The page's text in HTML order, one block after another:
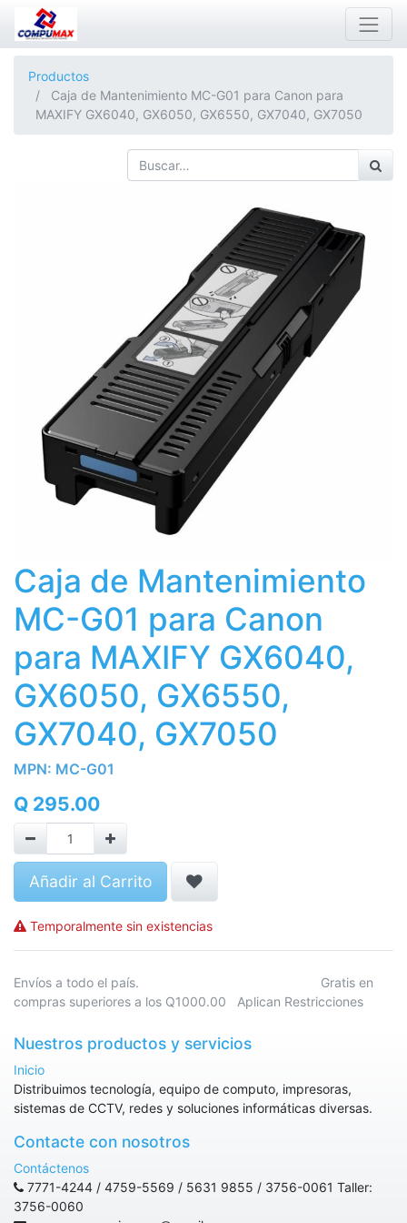
Productos
Caja de Mantenimiento MC-G01 para Canon para
MAXIFY GX6040, GX6050, GX6550, GX7040, GX7050
Caja de Mantenimiento
MC-G01 para Canon
para MAXIFY GX6040,
GX6050, GX6550,
GX7040, GX7050
MPN: MC-G01
Q 295.00
Añadir al Carrito
Temporalmente sin existencias
Envíos a todo el país. Gratis en
compras superiores a los Q1000.00 Aplican Restricciones
Nuestros productos y servicios
Inicio
Distribuimos tecnología, equipo de computo, impresoras,
sistemas de CCTV, redes y soluciones informáticas diversas.
Contacte con nosotros
Contáctenos
7771-4244 / 4759-5569 / 5631 9855 / 3756-0061 Taller:
3756-0060